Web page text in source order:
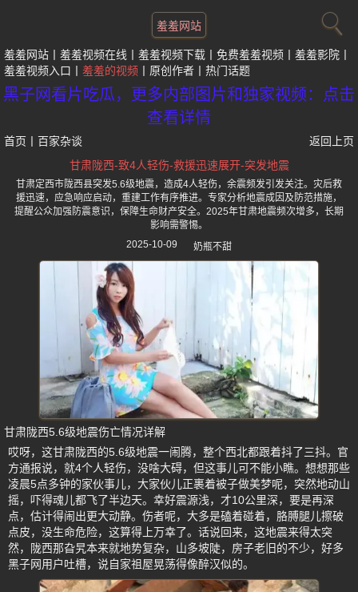
羞羞网站
羞羞网站 羞羞视频在线 羞羞视频下载 免费羞羞视频
羞羞影院
羞羞视频入口
羞羞的视频 原创作者 热门话题
黑子网看片吃瓜，更多内部图片和独家视频：点击
查看详情
首页 百家杂谈
返回上页
甘肃陇西-致4人轻伤-救援迅速展开-突发地震
甘肃定西市陇西县突发5.6级地震，造成4人轻伤，余震频发引发关注。灾后救
援迅速，应急响应启动，重建工作有序推进。专家分析地震成因及防范措施，
提醒公众加强防震意识，保障生命财产安全。2025年甘肃地震频次增多，长期
影响需警惕。
2025-10-09
奶瓶不甜
甘肃陇西5.6级地震伤亡情况详解
哎呀，这甘肃陇西的5.6级地震一闹腾，整个西北都跟着抖了三抖。官
方通报说，就4个人轻伤，没啥大碍，但这事儿可不能小瞧。想想那些
凌晨5点多钟的家伙事儿，大家伙儿正裹着被子做美梦呢，突然地动山
摇，吓得魂儿都飞了半边天。幸好震源浅，才10公里深，要是再深
点，估计得闹出更大动静。伤者呢，大多是磕着碰着，胳膊腿儿擦破
点皮，没生命危险，这算得上万幸了。话说回来，这地震来得太突
然，陇西那旮旯本来就地势复杂，山多坡陡，房子老旧的不少，好多
黑子网用户吐槽，说自家祖屋晃荡得像醉汉似的。